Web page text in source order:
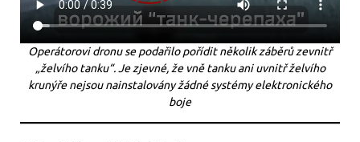
Operátorovi dronu se podařilo pořídit několik záběrů zevnitř
„želvího tanku“. Je zjevné, že vně tanku ani uvnitř želvího
krunýře nejsou nainstalovány žádné systémy elektronického
boje